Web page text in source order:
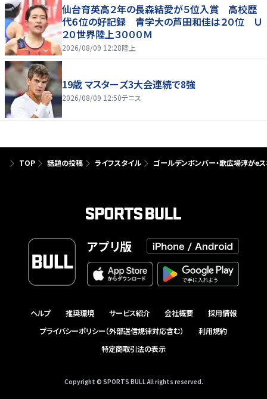
仙台育英高２年の長森結愛が５位入賞 高校歴
代６位の好記録 青学大の芦田和佳は２０位 Ｕ
２０世界陸上３０００Ｍ
2026/08/09 12:28陸上
19歳 マスターズ3大会連続で8強
2026/08/09 12:50テニス
TOP 話題の投稿 ライフスタイル ゴールデンボンバー・歌広場淳がeス
アプリ版
ヘルプ 推奨環境 サービス紹介 会社概要
採用情報
プライバシーポリシー（外部送信規律対応含む）
利用規約
特定商取引法の表示
Copyright © SPORTS BULL All rights reserved.